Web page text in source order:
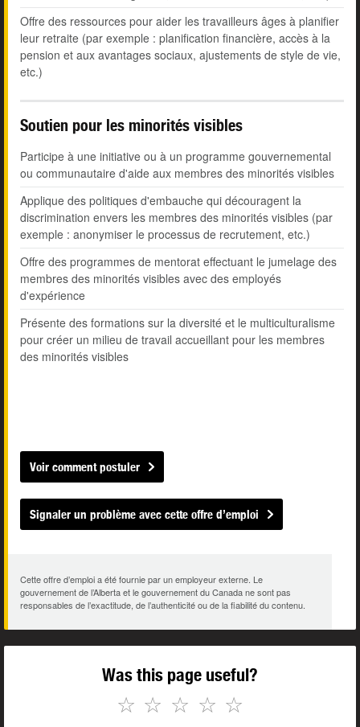
Offre des ressources pour aider les travailleurs âges à planifier
leur retraite (par exemple : planification financière, accès à la
pension et aux avantages sociaux, ajustements de style de vie,
etc.)
Soutien pour les minorités visibles
Participe à une initiative ou à un programme gouvernemental
ou communautaire d'aide aux membres des minorités visibles
Applique des politiques d'embauche qui découragent la
discrimination envers les membres des minorités visibles (par
exemple : anonymiser le processus de recrutement, etc.)
Offre des programmes de mentorat effectuant le jumelage des
membres des minorités visibles avec des employés
d'expérience
Présente des formations sur la diversité et le multiculturalisme
pour créer un milieu de travail accueillant pour les membres
des minorités visibles
Voir comment postuler
Signaler un problème avec cette offre d’emploi
Cette offre d’emploi a été fournie par un employeur externe. Le
gouvernement de l’Alberta et le gouvernement du Canada ne sont pas
responsables de l’exactitude, de l’authenticité ou de la fiabilité du contenu.
Was this page useful?
☆
☆
☆
☆
☆